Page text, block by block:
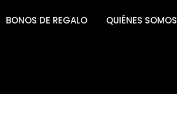
BONOS DE REGALO QUIÉNES SOMOS